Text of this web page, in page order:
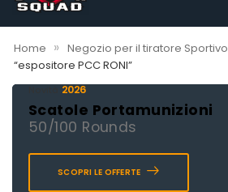
Home » Negozio per il tiratore Sportivo
“espositore PCC RONI”
2026
Scatole Portamunizioni
50/100 Rounds
SCOPRI LE OFFERTE